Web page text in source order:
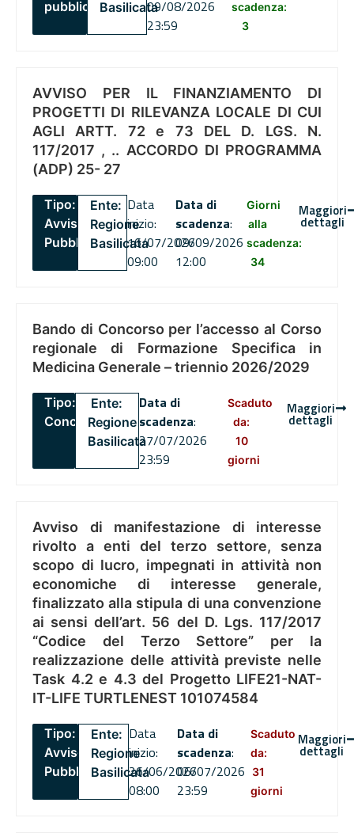
pubblico Basilicata09/08/2026
23:59
scadenza:
3
AVVISO PER IL FINANZIAMENTO DI
PROGETTI DI RILEVANZA LOCALE DI CUI
AGLI ARTT. 72 e 73 DEL D. LGS. N.
117/2017 , .. ACCORDO DI PROGRAMMA
(ADP) 25- 27
Tipo:
Avviso
Pubblico
Ente:
Regione
Basilicata
Data
inizio:
16/07/2026
09:00
Data di
scadenza:
09/09/2026
12:00
Giorni
alla
scadenza:
34
Maggiori
dettagli
Bando di Concorso per l’accesso al Corso
regionale di Formazione Specifica in
Medicina Generale – triennio 2026/2029
Tipo:
Concorsi
Ente:
Regione
Basilicata
Data di
scadenza:
27/07/2026
23:59
Scaduto
da:
10
giorni
Maggiori
dettagli
Avviso di manifestazione di interesse
rivolto a enti del terzo settore, senza
scopo di lucro, impegnati in attività non
economiche di interesse generale,
finalizzato alla stipula di una convenzione
ai sensi dell’art. 56 del D. Lgs. 117/2017
“Codice del Terzo Settore” per la
realizzazione delle attività previste nelle
Task 4.2 e 4.3 del Progetto LIFE21-NAT-
IT-LIFE TURTLENEST 101074584
Tipo:
Avviso
Pubblico
Ente:
Regione
Basilicata
Data
inizio:
26/06/2026
08:00
Data di
scadenza:
06/07/2026
23:59
Scaduto
da:
31
giorni
Maggiori
dettagli